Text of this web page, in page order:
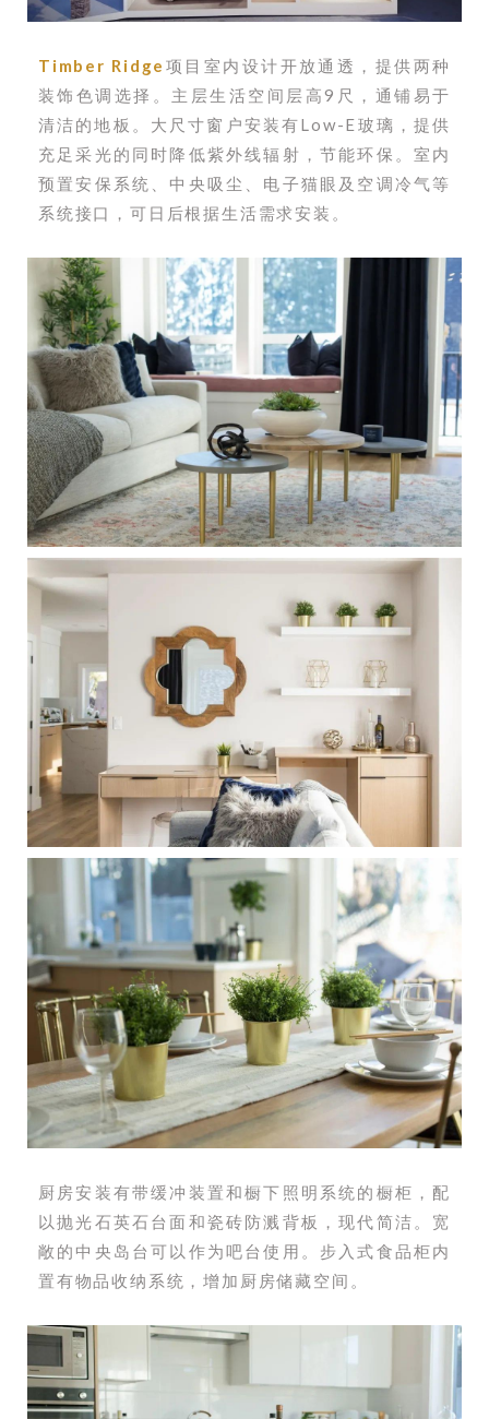
Timber Ridge 项目室内设计开放通透，提供两种
装饰色调选择。主层生活空间层高9尺，通铺易于
清洁的地板。大尺寸窗户安装有Low-E玻璃，提供
充足采光的同时降低紫外线辐射，节能环保。室内
预置安保系统、中央吸尘、电子猫眼及空调冷气等
系统接口，可日后根据生活需求安装。
厨房安装有带缓冲装置和橱下照明系统的橱柜，配
以抛光石英石台面和瓷砖防溅背板，现代简洁。宽
敞的中央岛台可以作为吧台使用。步入式食品柜内
置有物品收纳系统，增加厨房储藏空间。